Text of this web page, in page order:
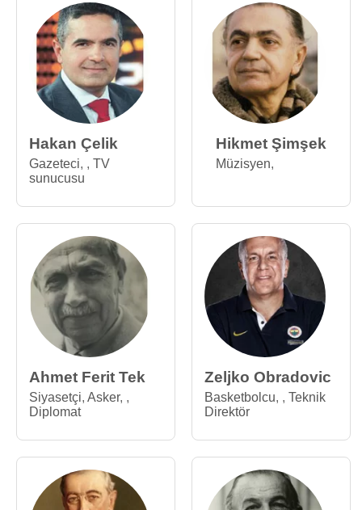
Hakan Çelik
Gazeteci, , TV
sunucusu
Hikmet Şimşek
Müzisyen,
Ahmet Ferit Tek
Siyasetçi, Asker, ,
Diplomat
Zeljko Obradovic
Basketbolcu, , Teknik
Direktör